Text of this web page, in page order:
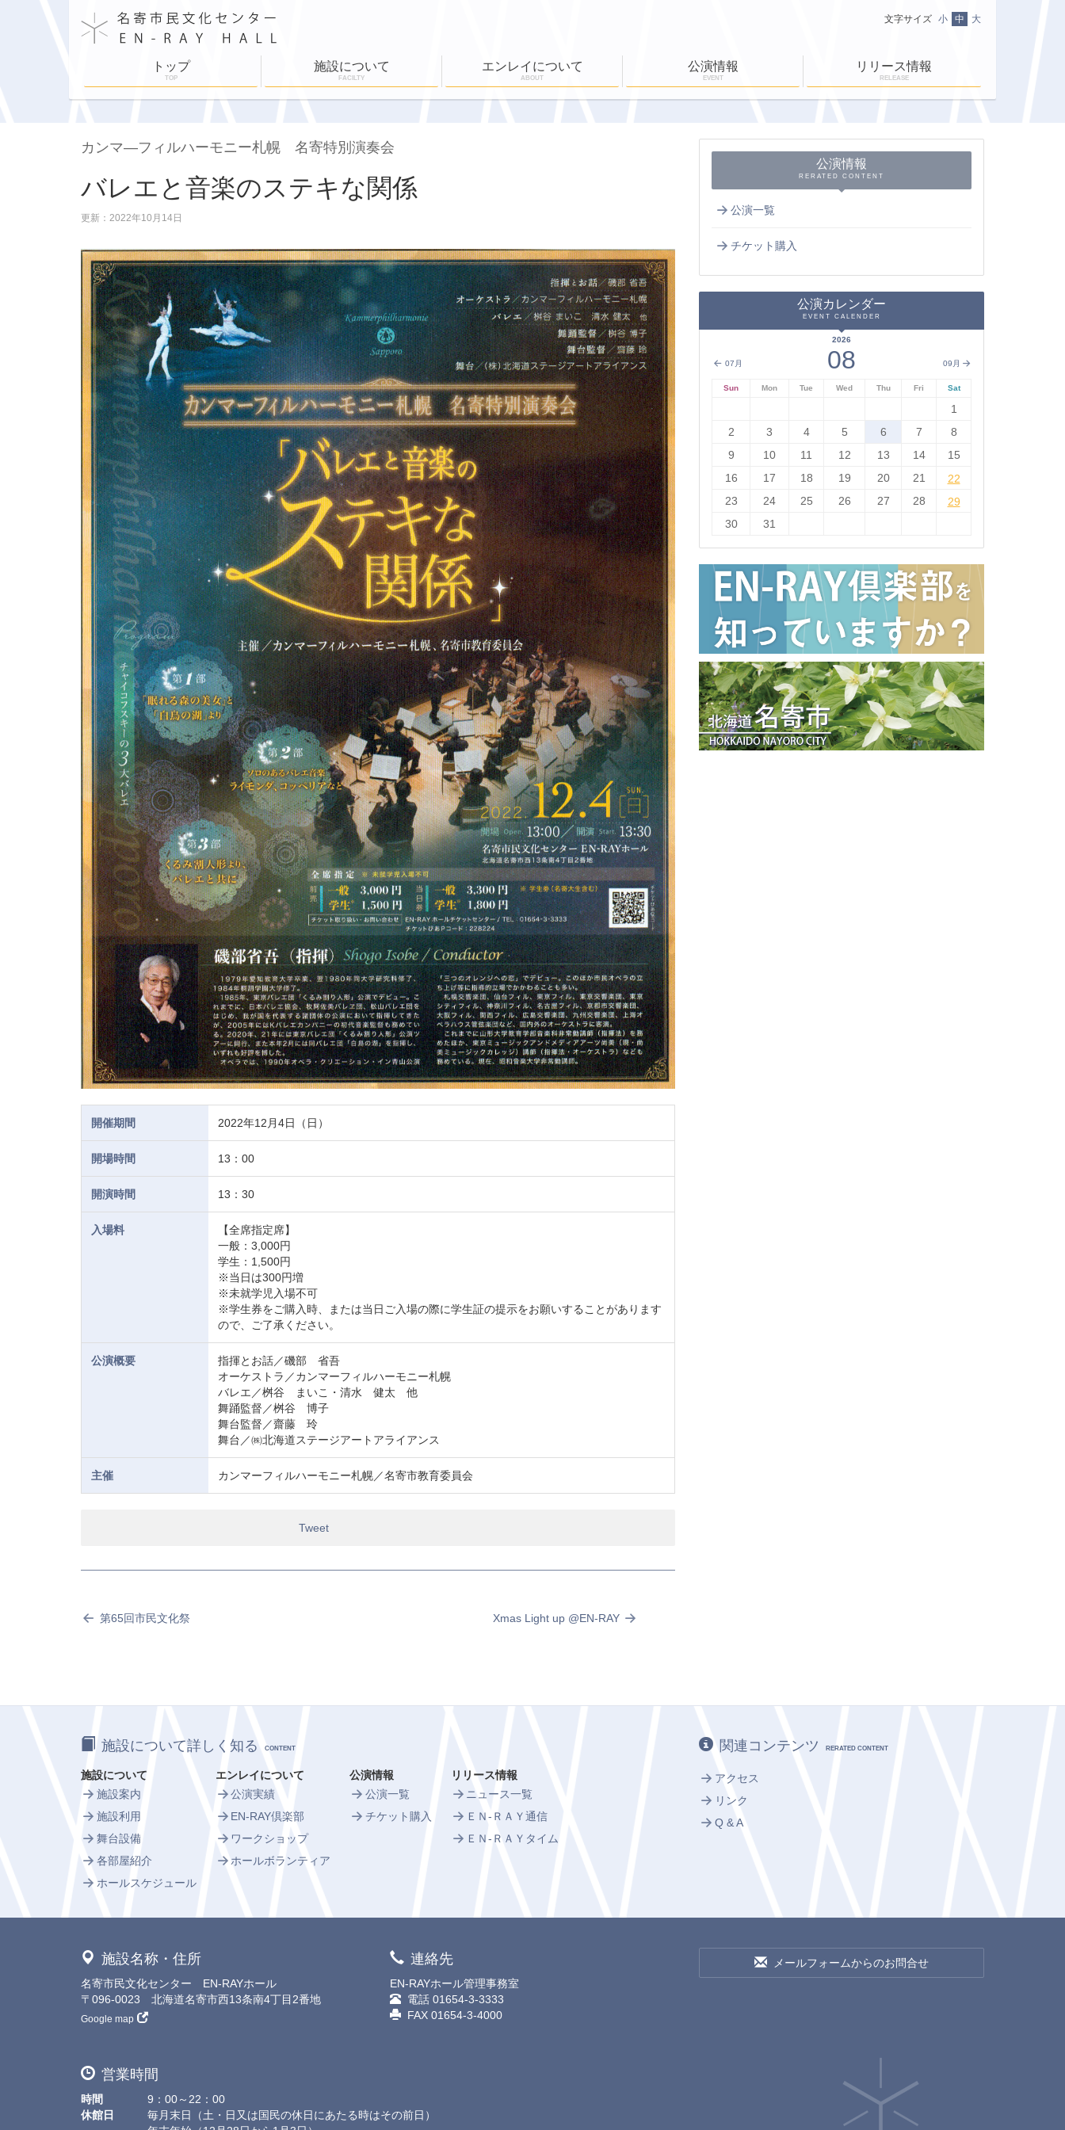
文字サイズ 小 中 大
トップ
TOP
施設について
FACILTY
エンレイについて
ABOUT
公演情報
EVENT
リリース情報
RELEASE
カンマ―フィルハーモニー札幌 名寄特別演奏会
バレエと音楽のステキな関係
更新：2022年10月14日
開催期間 2022年12月4日（日）
開場時間 13：00
開演時間 13：30
入場料
【全席指定席】
一般：3,000円
学生：1,500円
※当日は300円増
※未就学児入場不可
※学生券をご購入時、または当日ご入場の際に学生証の提示をお願いすることがあります
ので、ご了承ください。
公演概要
指揮とお話／磯部 省吾
オーケストラ／カンマーフィルハーモニー札幌
バレエ／桝谷 まいこ・清水 健太 他
舞踊監督／桝谷 博子
舞台監督／齋藤 玲
舞台／㈱北海道ステージアートアライアンス
主催 カンマーフィルハーモニー札幌／名寄市教育委員会
Tweet
第65回市民文化祭 Xmas Light up @EN-RAY
公演情報
RERATED CONTENT
公演一覧
チケット購入
公演カレンダー
EVENT CALENDER
07月 09月
2026
08
Sun Mon Tue Wed Thu Fri Sat
1
2
3 4 5 6 7
8
9
10 11 12 13 14
15
16
17 18 19 20 21 22
22
23
24 25 26 27 28 29
29
30
31
施設について詳しく知る CONTENT
施設について
施設案内
施設利用
舞台設備
各部屋紹介
ホールスケジュール
エンレイについて
公演実績
EN-RAY倶楽部
ワークショップ
ホールボランティア
公演情報
公演一覧
チケット購入
リリース情報
ニュース一覧
ＥＮ-ＲＡＹ通信
ＥＮ-ＲＡＹタイム
関連コンテンツ RERATED CONTENT
アクセス
リンク
Q & A
施設名称・住所
名寄市民文化センター EN-RAYホール
〒096-0023 北海道名寄市西13条南4丁目2番地
Google map
連絡先
EN-RAYホール管理事務室
電話 01654-3-3333
FAX 01654-3-4000
メールフォームからのお問合せ
営業時間
時間
9：00～22：00
休館日
毎月末日（土・日又は国民の休日にあたる時はその前日）